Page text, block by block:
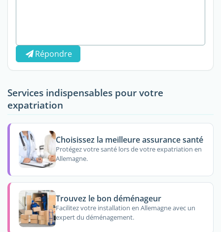
Répondre
Services indispensables pour votre
expatriation
Choisissez la meilleure assurance santé
Protégez votre santé lors de votre expatriation en
Allemagne.
Trouvez le bon déménageur
Facilitez votre installation en Allemagne avec un
expert du déménagement.